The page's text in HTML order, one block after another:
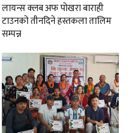
लायन्स क्लब अफ पोखरा बाराही
टाउनको तीनदिने हस्तकला तालिम
सम्पन्न